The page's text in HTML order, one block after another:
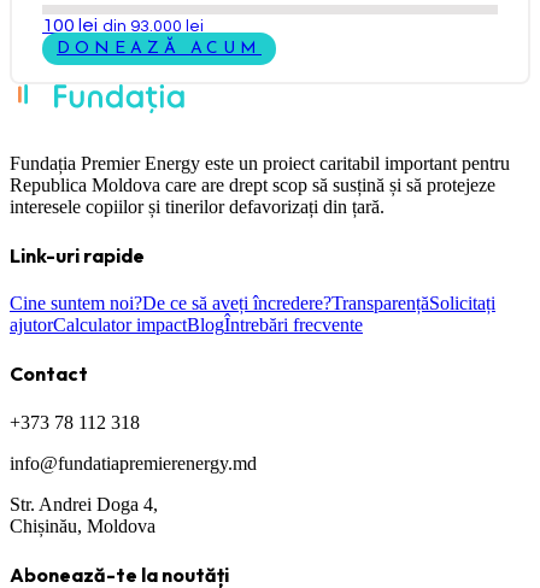
100 lei din 93.000 lei
DONEAZĂ ACUM
Fundația Premier Energy este un proiect caritabil important pentru
Republica Moldova care are drept scop să susțină și să protejeze
interesele copiilor și tinerilor defavorizați din țară.
Link-uri rapide
Cine suntem noi?De ce să aveți încredere?TransparențăSolicitați
ajutorCalculator impactBlogÎntrebări frecvente
Contact
+373 78 112 318
info@fundatiapremierenergy.md
Str. Andrei Doga 4,
Chișinău, Moldova
Abonează-te la noutăți